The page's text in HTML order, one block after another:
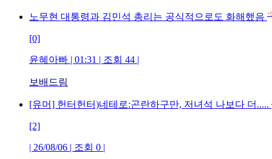
노무현 대통령과 김민석 총리는 공식적으로도 화해했음
[0]
윤혜아빠 | 01:31 | 조회 44 |
보배드림
[유머] 헌터헌터)네테로:곤란하구만, 저녀석 나보다 더.....
[2]
| 26/08/06 | 조회 0 |